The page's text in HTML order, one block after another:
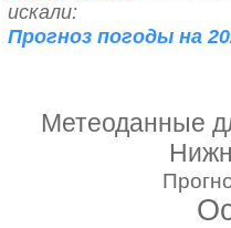
искали:
Прогноз погоды на
Метеоданные